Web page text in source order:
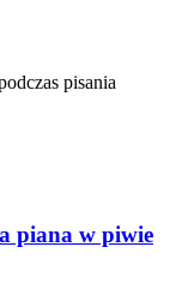
pisania
piana w piwie